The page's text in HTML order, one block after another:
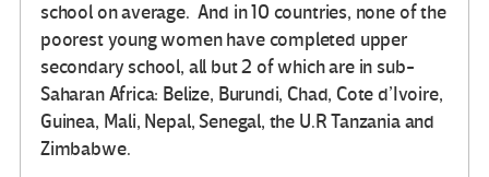
school on average. And in 10 countries, none of the
poorest young women have completed upper
secondary school, all but 2 of which are in sub-
Saharan Africa: Belize, Burundi, Chad, Cote d’Ivoire,
Guinea, Mali, Nepal, Senegal, the U.R Tanzania and
Zimbabwe.